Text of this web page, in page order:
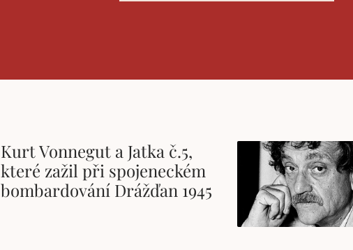
Kurt Vonnegut a Jatka č.5,
které zažil při spojeneckém
bombardování Drážďan 1945